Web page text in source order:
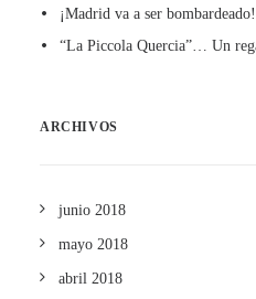
¡Madrid va a ser bombardeado!
“La Piccola Quercia”… Un
ARCHIVOS
junio 2018
mayo 2018
abril 2018